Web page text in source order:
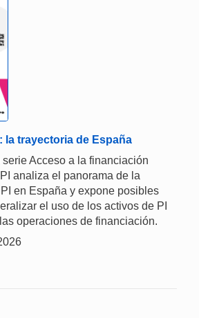
la trayectoria de España
serie Acceso a la financiación
analiza el panorama de la
en España y expone posibles
el uso de los activos de PI
operaciones de financiación.